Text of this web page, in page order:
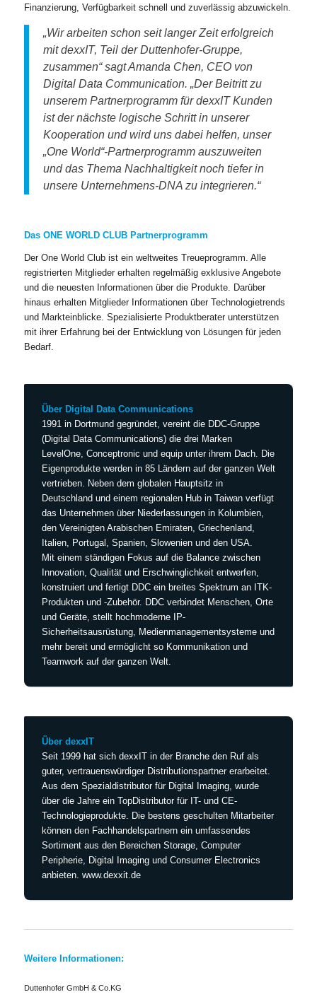
Finanzierung, Verfügbarkeit schnell und zuverlässig abzuwickeln.
„Wir arbeiten schon seit langer Zeit erfolgreich
mit dexxIT, Teil der Duttenhofer-Gruppe,
zusammen“ sagt Amanda Chen, CEO von
Digital Data Communication. „Der Beitritt zu
unserem Partnerprogramm für dexxIT Kunden
ist der nächste logische Schritt in unserer
Kooperation und wird uns dabei helfen, unser
„One World“-Partnerprogramm auszuweiten
und das Thema Nachhaltigkeit noch tiefer in
unsere Unternehmens-DNA zu integrieren.“
Das ONE WORLD CLUB Partnerprogramm
Der One World Club ist ein weltweites Treueprogramm. Alle
registrierten Mitglieder erhalten regelmäßig exklusive Angebote
und die neuesten Informationen über die Produkte. Darüber
hinaus erhalten Mitglieder Informationen über Technologietrends
und Markteinblicke. Spezialisierte Produktberater unterstützen
mit ihrer Erfahrung bei der Entwicklung von Lösungen für jeden
Bedarf.
Über Digital Data Communications
1991 in Dortmund gegründet, vereint die DDC-Gruppe
(Digital Data Communications) die drei Marken
LevelOne, Conceptronic und equip unter ihrem Dach. Die
Eigenprodukte werden in 85 Ländern auf der ganzen Welt
vertrieben. Neben dem globalen Hauptsitz in
Deutschland und einem regionalen Hub in Taiwan verfügt
das Unternehmen über Niederlassungen in Kolumbien,
den Vereinigten Arabischen Emiraten, Griechenland,
Italien, Portugal, Spanien, Slowenien und den USA.
Mit einem ständigen Fokus auf die Balance zwischen
Innovation, Qualität und Erschwinglichkeit entwerfen,
konstruiert und fertigt DDC ein breites Spektrum an ITK-
Produkten und -Zubehör. DDC verbindet Menschen, Orte
und Geräte, stellt hochmoderne IP-
Sicherheitsausrüstung, Medienmanagementsysteme und
mehr bereit und ermöglicht so Kommunikation und
Teamwork auf der ganzen Welt.
Über dexxIT
Seit 1999 hat sich dexxIT in der Branche den Ruf als
guter, vertrauenswürdiger Distributionspartner erarbeitet.
Aus dem Spezialdistributor für Digital Imaging, wurde
über die Jahre ein TopDistributor für IT- und CE-
Technologieprodukte. Die bestens geschulten Mitarbeiter
können den Fachhandelspartnern ein umfassendes
Sortiment aus den Bereichen Storage, Computer
Peripherie, Digital Imaging und Consumer Electronics
anbieten. www.dexxit.de
Weitere Informationen:
Duttenhofer GmbH & Co.KG